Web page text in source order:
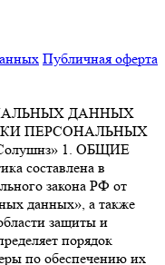
Публичная оферта
ДАННЫХ
ПЕРСОНАЛЬНЫХ
1. ОБЩИЕ
составлена в
закона РФ от
данных», а также
защиты и
порядок
по обеспечению их